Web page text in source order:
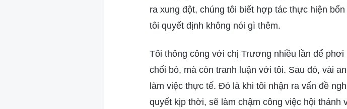
ra xung đột, chúng tôi biết hợp tác thực hiện
tôi quyết định không nói gì thêm.
Tôi thông công với chị Trương nhiều lần để
chối bỏ, mà còn tranh luận với tôi. Sau đó, vài
làm việc thực tế. Đó là khi tôi nhận ra vấn đề
quyết kịp thời, sẽ làm chậm công việc hội thánh